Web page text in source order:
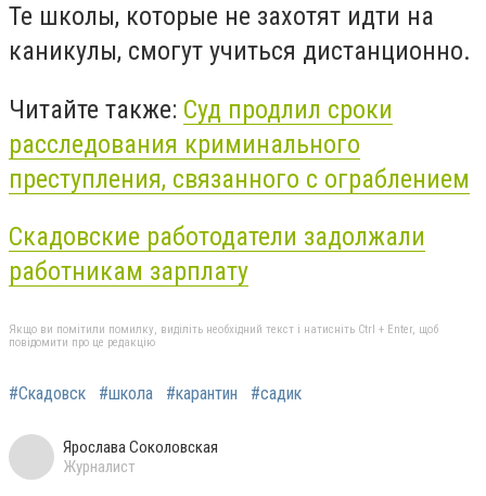
Те школы, которые не захотят идти на
каникулы, смогут учиться дистанционно.
Читайте также: Суд продлил сроки
расследования криминального
преступления, связанного с ограблением
Скадовские работодатели задолжали
работникам зарплату
Якщо ви помітили помилку, виділіть необхідний текст і натисніть Ctrl + Enter, щоб
повідомити про це редакцію
#Скадовск #школа #карантин #садик
Ярослава Соколовская
Журналист